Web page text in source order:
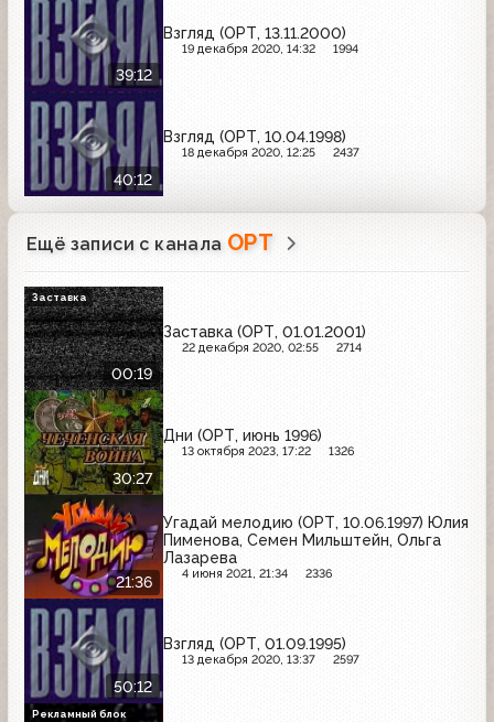
39:12
Взгляд (ОРТ, 13.11.2000)
19 декабря 2020, 14:32 1994
40:12
Взгляд (ОРТ, 10.04.1998)
18 декабря 2020, 12:25 2437
Ещё записи с канала ОРТ
00:19
Заставка (ОРТ, 01.01.2001)
22 декабря 2020, 02:55 2714
Заставка
30:27
Дни (ОРТ, июнь 1996)
13 октября 2023, 17:22 1326
21:36
Угадай мелодию (ОРТ, 10.06.1997) Юлия
Пименова, Семен Мильштейн, Ольга
Лазарева
4 июня 2021, 21:34 2336
50:12
Взгляд (ОРТ, 01.09.1995)
13 декабря 2020, 13:37 2597
Рекламный блок